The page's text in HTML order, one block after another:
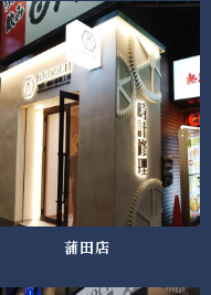
蒲田店